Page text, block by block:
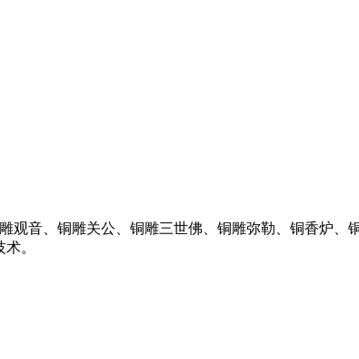
观音、铜雕关公、铜雕三世佛、铜雕弥勒、铜香炉
。